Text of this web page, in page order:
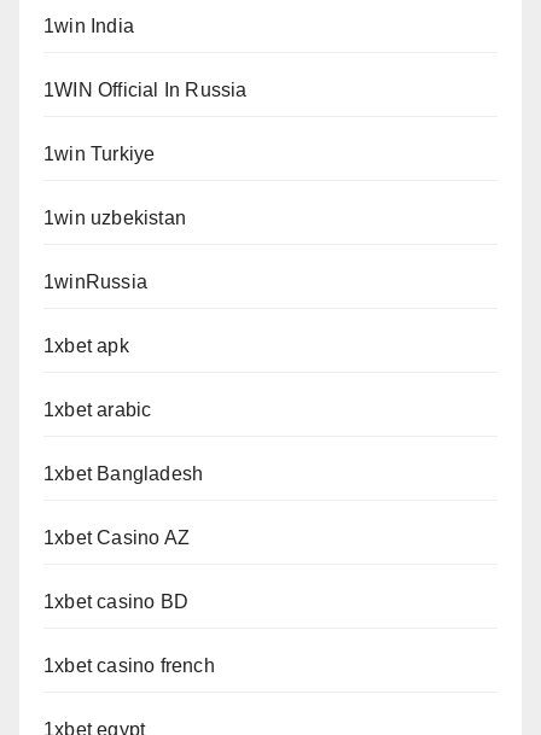
1win India
1WIN Official In Russia
1win Turkiye
1win uzbekistan
1winRussia
1xbet apk
1xbet arabic
1xbet Bangladesh
1xbet Casino AZ
1xbet casino BD
1xbet casino french
1xbet egypt